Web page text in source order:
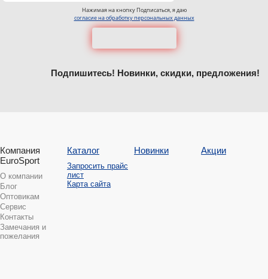
Нажимая на кнопку Подписаться, я даю
согласие на обработку персональных данных
Подпишитесь! Новинки, скидки, предложения!
Компания
EuroSport
О компании
Блог
Оптовикам
Сервис
Контакты
Замечания и
пожелания
Каталог
Запросить прайс
лист
Карта сайта
Новинки Акции